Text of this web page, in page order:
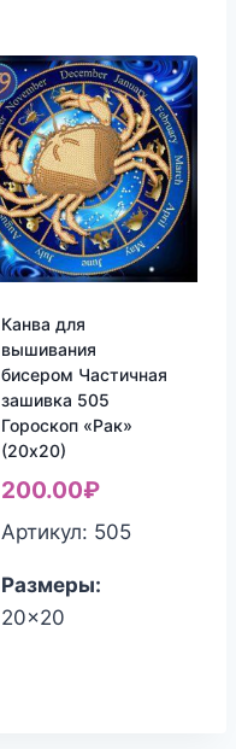
Канва для
вышивания
бисером Частичная
зашивка 505
Гороскоп «Рак»
(20х20)
200.00₽
Артикул: 505
Размеры:
20x20